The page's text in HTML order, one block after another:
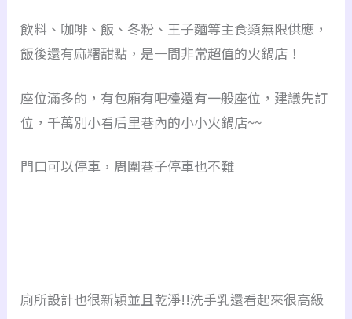
飲料、咖啡、飯、冬粉、王子麵等主食類無限供應，
飯後還有麻糬甜點，是一間非常超值的火鍋店！
座位滿多的，有包廂有吧檯還有一般座位，建議先訂
位，千萬別小看后里巷內的小小火鍋店~~
門口可以停車，周圍巷子停車也不難
廁所設計也很新穎並且乾淨!!洗手乳還看起來很高級